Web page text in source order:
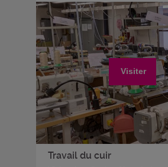
Visiter
Travail du cuir